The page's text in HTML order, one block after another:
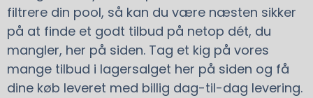
filtrere din pool, så kan du være næsten sikker
på at finde et godt tilbud på netop dét, du
mangler, her på siden. Tag et kig på vores
mange tilbud i lagersalget her på siden og få
dine køb leveret med billig dag-til-dag levering.